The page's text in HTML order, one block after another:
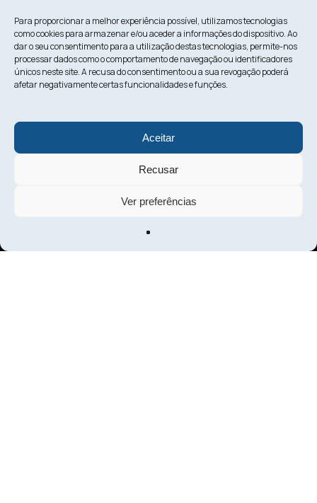
Para proporcionar a melhor experiência possível, utilizamos tecnologias
como cookies para armazenar e/ou aceder a informações do dispositivo. Ao
dar o seu consentimento para a utilização destas tecnologias, permite-nos
processar dados como o comportamento de navegação ou identificadores
únicos neste site. A recusa do consentimento ou a sua revogação poderá
afetar negativamente certas funcionalidades e funções.
Aceitar
Recusar
Ver preferências
Vamos falar sobre o
seu próximo investimento?